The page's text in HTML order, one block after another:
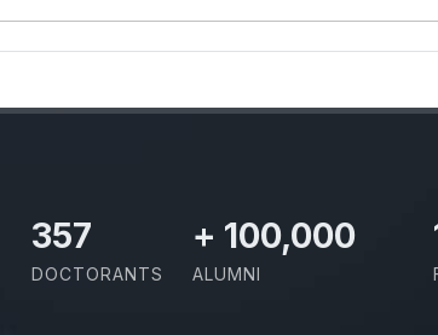
414
DOCTORANTS
+ 100,000
ALUMNI